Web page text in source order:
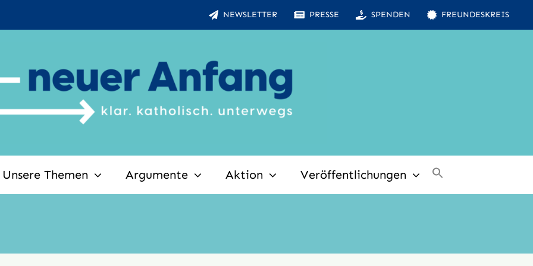
NEWSLETTER PRESSE SPENDEN FREUNDESKREIS
Unsere Themen Argumente Aktion Veröffentlichungen